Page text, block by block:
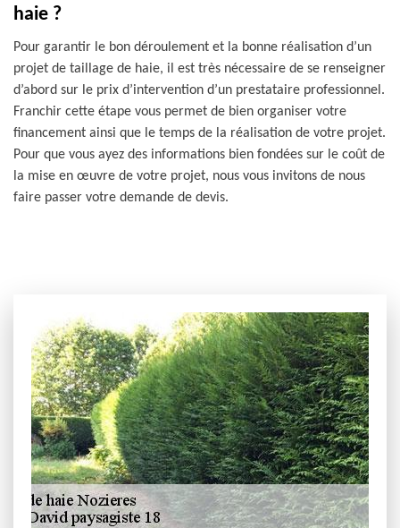
haie ?
Pour garantir le bon déroulement et la bonne réalisation d’un
projet de taillage de haie, il est très nécessaire de se renseigner
d’abord sur le prix d’intervention d’un prestataire professionnel.
Franchir cette étape vous permet de bien organiser votre
financement ainsi que le temps de la réalisation de votre projet.
Pour que vous ayez des informations bien fondées sur le coût de
la mise en œuvre de votre projet, nous vous invitons de nous
faire passer votre demande de devis.